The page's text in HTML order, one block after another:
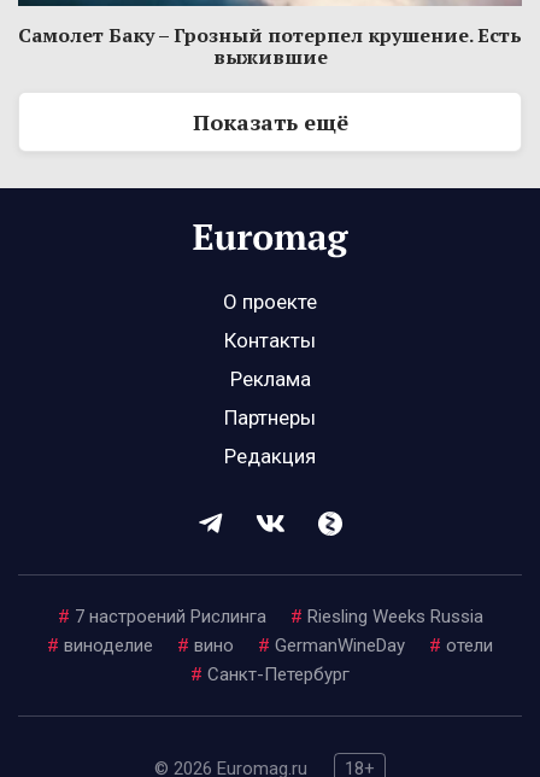
Самолет Баку – Грозный потерпел крушение. Есть
выжившие
Показать ещё
О проекте
Контакты
Реклама
Партнеры
Редакция
# 7 настроений Рислинга # Riesling Weeks Russia
# виноделие # вино # GermanWineDay # отели
# Санкт-Петербург
© 2026 Euromag.ru 18+